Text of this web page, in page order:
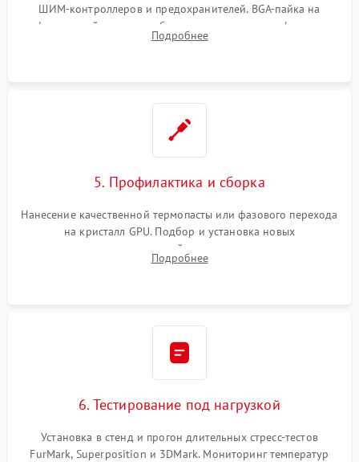
ШИМ-контроллеров и предохранителей. BGA-пайка на
инфракрасной станции реболлинг или замена графического
чипа и дефектной памяти GDDR. Прошивка BIOS
Подробнее
5. Профилактика и сборка
Нанесение качественной термопасты или фазового перехода
на кристалл GPU. Подбор и установка новых
термопрокладок правильной толщины на память и цепи
питания. Монтаж радиатора и бэкплейта, подключение и
Подробнее
6. Тестирование под нагрузкой
Установка в стенд и прогон длительных стресс-тестов
FurMark, Superposition и 3DMark. Мониторинг температур